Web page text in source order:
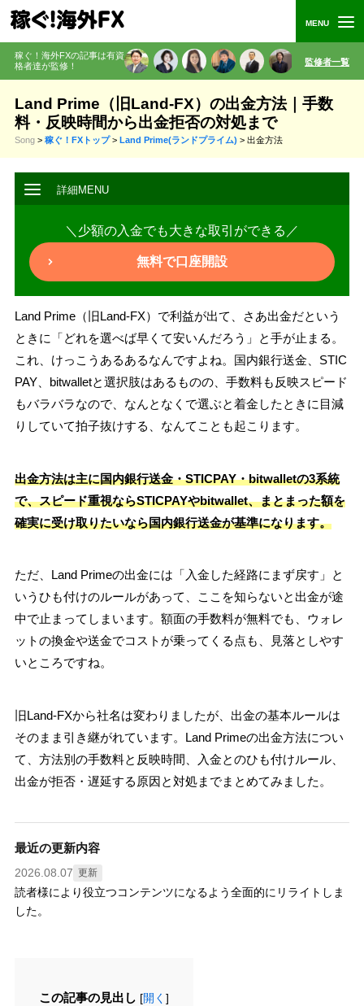
稼ぐ！海外FXの記事は有資
格者達が監修 ！ 監修者一覧
Land Prime（旧Land-FX）の出金方法｜手数
料・反映時間から出金拒否の対処まで
Song > 稼ぐ！FXトップ> Land Prime(ランドプライム) > 出金方法
＼少額の入金でも大きな取引ができる／
無料で口座開設
Land Prime（旧Land-FX）で利益が出て、さあ出金だという
ときに「どれを選べば早くて安いんだろう」と手が止まる。
これ、けっこうあるあるなんですよね。国内銀行送金、STIC
PAY、bitwalletと選択肢はあるものの、手数料も反映スピード
もバラバラなので、なんとなくで選ぶと着金したときに目減
りしていて拍子抜けする、なんてことも起こります。
出金方法は主に国内銀行送金・STICPAY・bitwalletの3系統
で、スピード重視ならSTICPAYやbitwallet、まとまった額を
確実に受け取りたいなら国内銀行送金が基準になります。
ただ、Land Primeの出金には「入金した経路にまず戻す」と
いうひも付けのルールがあって、ここを知らないと出金が途
中で止まってしまいます。額面の手数料が無料でも、ウォレ
ットの換金や送金でコストが乗ってくる点も、見落としやす
いところですね。
旧Land-FXから社名は変わりましたが、出金の基本ルールは
そのまま引き継がれています。Land Primeの出金方法につい
て、方法別の手数料と反映時間、入金とのひも付けルール、
出金が拒否・遅延する原因と対処までまとめてみました。
最近の更新内容
2026.08.07 更新
読者様により役立つコンテンツになるよう全面的にリライトしま
した。
この記事の見出し [開く ]